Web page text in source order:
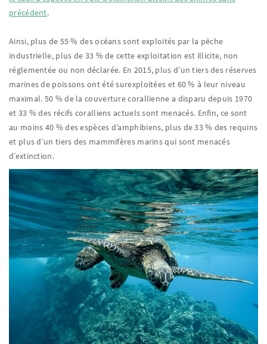
précédent.
Ainsi, plus de 55 % des océans sont exploités par la pêche
industrielle, plus de 33 % de cette exploitation est illicite, non
réglementée ou non déclarée. En 2015, plus d’un tiers des réserves
marines de poissons ont été surexploitées et 60 % à leur niveau
maximal. 50 % de la couverture corallienne a disparu depuis 1970
et 33 % des récifs coralliens actuels sont menacés. Enfin, ce sont
au moins 40 % des espèces d’amphibiens, plus de 33 % des requins
et plus d’un tiers des mammifères marins qui sont menacés
d’extinction.